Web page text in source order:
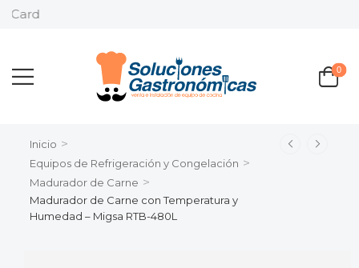
0
Inicio >
Equipos de Refrigeración y Congelación >
Madurador de Carne >
Madurador de Carne con Temperatura y
Humedad – Migsa RTB-480L